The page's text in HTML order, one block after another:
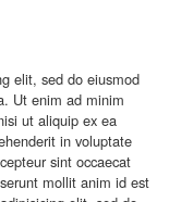
elit, sed do eiusmod
Ut enim ad minim
ut aliquip ex ea
in voluptate
sint occaecat
mollit anim id est